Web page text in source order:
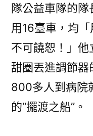
隊公益車隊的隊
用16臺車，均「
不可饒恕！」
甜圈丟進調節器
800多人到病院
的“擺渡之船”。